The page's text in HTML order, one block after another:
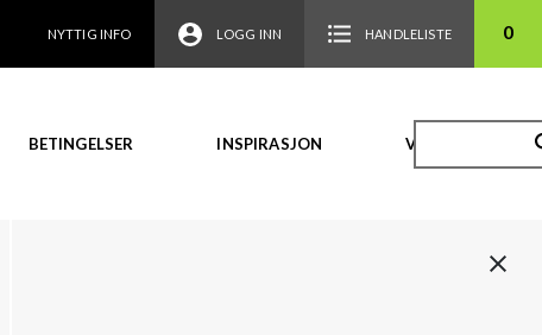
NYTTIG INFO LOGG INN HANDLELISTE 0
BETINGELSER INSPIRASJON VIDEO